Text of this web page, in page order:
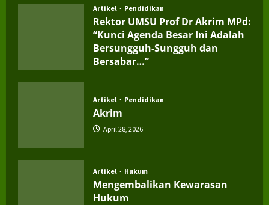
Artikel Pendidikan
Rektor UMSU Prof Dr Akrim MPd:
“Kunci Agenda Besar Ini Adalah
Bersungguh-Sungguh dan
Bersabar…”
Artikel Pendidikan
Akrim
April 28, 2026
Artikel Hukum
Mengembalikan Kewarasan
Hukum